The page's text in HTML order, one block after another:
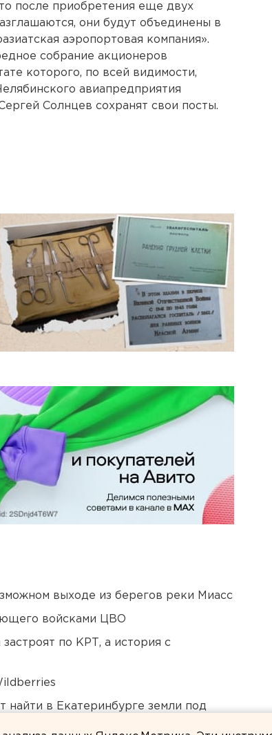
после приобретения еще двух
они будут объединены в
аэропортовая компания».
собрание акционеров
которого, по всей видимости,
авиапредприятия
Солнцев сохранят свои посты.
выходе из берегов реки Миасс
войсками ЦВО
по КРТ, а история с
найти в Екатеринбурге земли под